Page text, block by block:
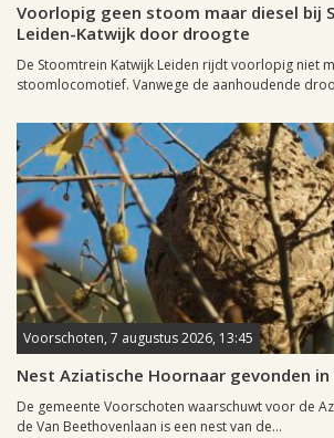
Voorlopig geen stoom maar diesel bij
Leiden-Katwijk door droogte
De Stoomtrein Katwijk Leiden rijdt voorlopig niet
stoomlocomotief. Vanwege de aanhoudende
Voorschoten, 7 augustus 2026, 13:45
Nest Aziatische Hoornaar gevonden
De gemeente Voorschoten waarschuwt voor de
de Van Beethovenlaan is een nest van de...